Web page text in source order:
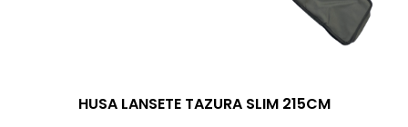
HUSA LANSETE TAZURA SLIM 215CM